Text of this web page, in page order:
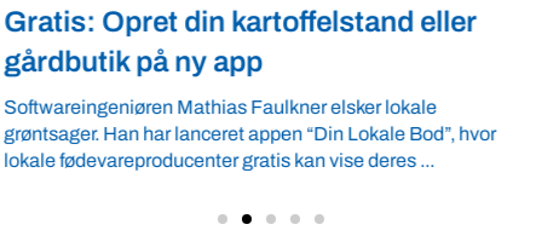
Fredspligt giver landmænd strategisk
fordel
Arbejdsgiverforeningen GLS-A tilbyder ordnede forhold, som
giver ro i maven til landmænd – også i usikre tider. VBF byder
velkommen ...